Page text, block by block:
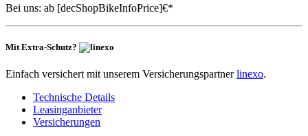
Bei uns: ab [decShopBikeInfoPrice]€*
Mit Extra-Schutz?
Einfach versichert mit unserem Versicherungspartnerlinexo.
Technische Details
Leasinganbieter
Versicherungen